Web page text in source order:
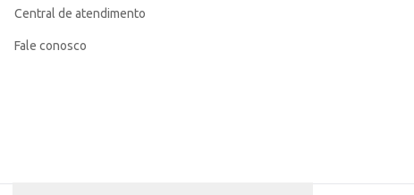
Central de atendimento
Fale conosco